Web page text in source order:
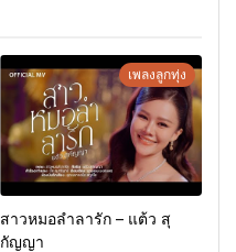
เพลงลูกทุ่ง
สาวหมอลำลารัก – แต้ว สุ
กัญญา